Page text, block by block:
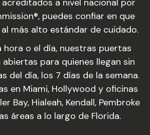
a nivel nacional por
puedes confiar en que
más alto estándar de cuidado.
hora o el día, nuestras puertas
para quienes llegan sin
del día, los 7 días de la semana.
en Miami, Hollywood y oficinas
Bay, Hialeah, Kendall, Pembroke
áreas a lo largo de Florida.